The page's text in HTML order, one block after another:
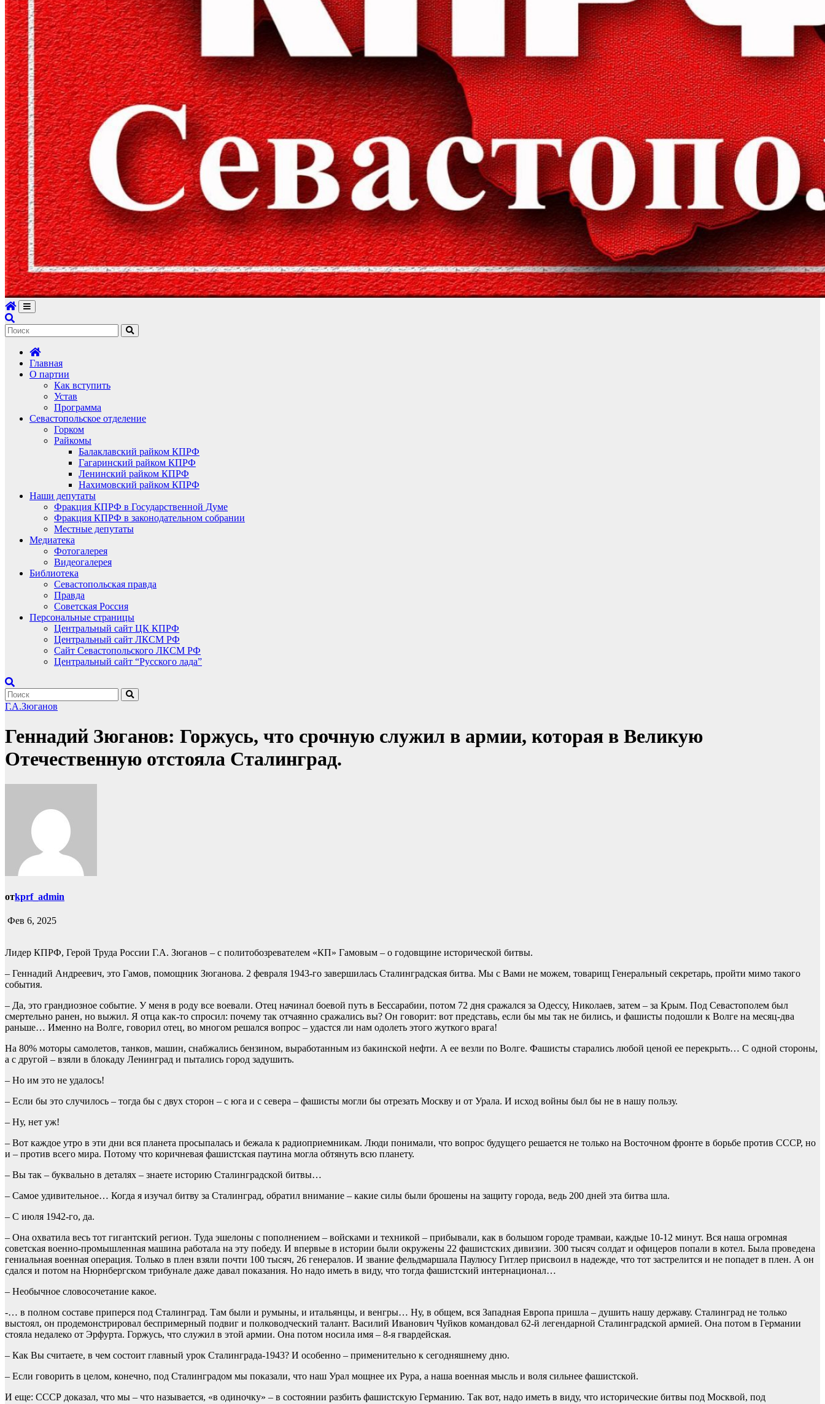
Главная
О партии
Как вступить
Устав
Программа
Севастопольское отделение
Горком
Райкомы
Балаклавский райком КПРФ
Гагаринский райком КПРФ
Ленинский райком КПРФ
Нахимовский райком КПРФ
Наши депутаты
Фракция КПРФ в Государственной Думе
Фракция КПРФ в законодательном собрании
Местные депутаты
Медиатека
Фотогалерея
Видеогалерея
Библиотека
Севастопольская правда
Правда
Советская Россия
Персональные страницы
Центральный сайт ЦК КПРФ
Центральный сайт ЛКСМ РФ
Сайт Севастопольского ЛКСМ РФ
Центральный сайт “Русского лада”
Г.А.Зюганов
Геннадий Зюганов: Горжусь, что срочную служил в армии, которая в Великую
Отечественную отстояла Сталинград.
отkprf_admin
Фев 6, 2025
Лидер КПРФ, Герой Труда России Г.А. Зюганов – с политобозревателем «КП» Гамовым – о годовщине исторической битвы.
– Геннадий Андреевич, это Гамов, помощник Зюганова. 2 февраля 1943-го завершилась Сталинградская битва. Мы с Вами не можем, товарищ Генеральный секретарь, пройти мимо такого
события.
– Да, это грандиозное событие. У меня в роду все воевали. Отец начинал боевой путь в Бессарабии, потом 72 дня сражался за Одессу, Николаев, затем – за Крым. Под Севастополем был
смертельно ранен, но выжил. Я отца как-то спросил: почему так отчаянно сражались вы? Он говорит: вот представь, если бы мы так не бились, и фашисты подошли к Волге на месяц-два
раньше… Именно на Волге, говорил отец, во многом решался вопрос – удастся ли нам одолеть этого жуткого врага!
На 80% моторы самолетов, танков, машин, снабжались бензином, выработанным из бакинской нефти. А ее везли по Волге. Фашисты старались любой ценой ее перекрыть… С одной стороны,
а с другой – взяли в блокаду Ленинград и пытались город задушить.
– Но им это не удалось!
– Если бы это случилось – тогда бы с двух сторон – с юга и с севера – фашисты могли бы отрезать Москву и от Урала. И исход войны был бы не в нашу пользу.
– Ну, нет уж!
– Вот каждое утро в эти дни вся планета просыпалась и бежала к радиоприемникам. Люди понимали, что вопрос будущего решается не только на Восточном фронте в борьбе против СССР, но
и – против всего мира. Потому что коричневая фашистская паутина могла обтянуть всю планету.
– Вы так – буквально в деталях – знаете историю Сталинградской битвы…
– Самое удивительное… Когда я изучал битву за Сталинград, обратил внимание – какие силы были брошены на защиту города, ведь 200 дней эта битва шла.
– С июля 1942-го, да.
– Она охватила весь тот гигантский регион. Туда эшелоны с пополнением – войсками и техникой – прибывали, как в большом городе трамваи, каждые 10-12 минут. Вся наша огромная
советская военно-промышленная машина работала на эту победу. И впервые в истории были окружены 22 фашистских дивизии. 300 тысяч солдат и офицеров попали в котел. Была проведена
гениальная военная операция. Только в плен взяли почти 100 тысяч, 26 генералов. И звание фельдмаршала Паулюсу Гитлер присвоил в надежде, что тот застрелится и не попадет в плен. А он
сдался и потом на Нюрнбергском трибунале даже давал показания. Но надо иметь в виду, что тогда фашистский интернационал…
– Необычное словосочетание какое.
-… в полном составе приперся под Сталинград. Там были и румыны, и итальянцы, и венгры… Ну, в общем, вся Западная Европа пришла – душить нашу державу. Сталинград не только
выстоял, он продемонстрировал беспримерный подвиг и полководческий талант. Василий Иванович Чуйков командовал 62-й легендарной Сталинградской армией. Она потом в Германии
стояла недалеко от Эрфурта. Горжусь, что служил в этой армии. Она потом носила имя – 8-я гвардейская.
– Как Вы считаете, в чем состоит главный урок Сталинграда-1943? И особенно – применительно к сегодняшнему дню.
– Если говорить в целом, конечно, под Сталинградом мы показали, что наш Урал мощнее их Рура, а наша военная мысль и воля сильнее фашистской.
И еще: СССР доказал, что мы – что называется, «в одиночку» – в состоянии разбить фашистскую Германию. Так вот, надо иметь в виду, что исторические битвы под Москвой, под